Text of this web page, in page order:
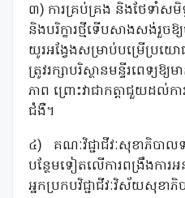
៣) ការគ្រប់គ្រង និងថែទាំសមិ
និងបរិក្ខារថ្មីទើបសាងសង់រួចឱ្
យូរអង្វែងសម្រាប់បម្រើប្រយោ
ត្រូវរក្សាបរិស្ថានមន្ទីរពេទ្យ
ភាព ព្រោះវាជាកត្តាជួយដល់
ជំងឺ។
៤) គណៈវិជ្ជាជីវៈសុខាភិបា
បន្ថែមទៀតលើការពង្រឹងការអ
អ្នកប្រកបវិជ្ជាជីវៈវិស័យសុខា